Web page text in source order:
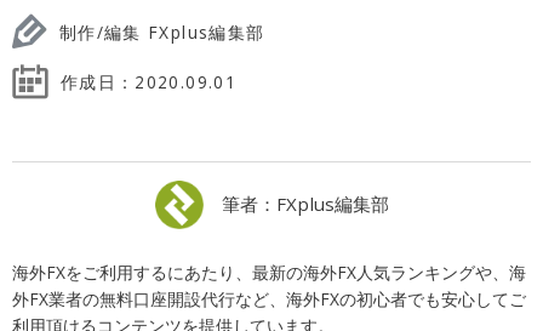
制作/編集 FXplus編集部
作成日： 2020.09.01
筆者：FXplus編集部
海外FXをご利用するにあたり、最新の海外FX人気ランキングや、海
外FX業者の無料口座開設代行など、海外FXの初心者でも安心してご
利用頂けるコンテンツを提供しています。